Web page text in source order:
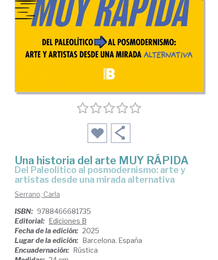
Una historia del arte MUY RÁPIDA
Del Paleolítico al posmodernismo: arte y
artistas desde una mirada alternativa
Serrano, Carla
ISBN: 9788466681735
Editorial: Ediciones B
Fecha de la edición: 2025
Lugar de la edición: Barcelona. España
Encuadernación: Rústica